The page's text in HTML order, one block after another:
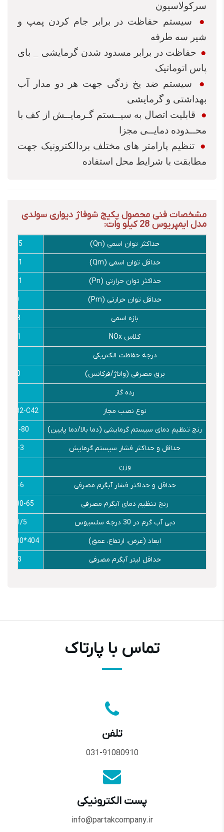
سرکولاسیون
● سیستم حفاظت در برابر جام کردن پمپ و
شیر سه طرفه
● حفاظت در برابر مسدود شدن گرمایشی _ بای
اس اتوماتیک
● سیستم ضد یخ زدگی جهت هر دو مدار آب
بهداشتی و گرمایشی
● قابلیت اتصال به سیــستم گـرمایــش از کف با
حــدوده دمایــی مجزا
● تنظیم پارامتر های مختلف بردالکترونیک جهت
طابقت با شرایط محل استفاده
شخصات فنی محصول پکیج شوفاژ دیواری سولدی
دل ایمپریوس 28 کیلو وات:
حداکثر توان اسمی (Qn)
28/5
حداقل توان اسمی (Qm)
11/1 KW
حداکثر توان حرارتی (Pn)
26/1 KW
حداقل توان حرارتی (Pm)
10 KW
بازه اسمی
92/3 %
کلاس NOx
1 Class
درجه حفاظت الکتریکی
برق مصرفی (واتاژ/فرکانس)
50
رده گاز
نوع نصب مجاز
C32-C42
رنج تنظیم دمای سیستم گرمایشی (دما بالا/دما پایین)
35-80
حداقل و حداکثر فشار سیستم گرمایش
0/5-3 Bar
وزن
حداقل و حداکثر فشار آبگرم مصرفی
0/3-6 Bar
رنج تنظیم دمای آبگرم مصرفی
30-65 سلسیوس
دبی آب گرم در 30 درجه سلسیوس
11/5 L/min
ابعاد (عرض، ارتفاع، عمق)
404*330* 712 mm
حداقل لیتر آبگرم مصرفی
3 L/min
تماس با پارتاک
تلفن
031-91080910
ست الکترونیکی
info@partakcompany.ir